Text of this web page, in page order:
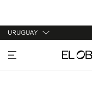
URUGUAY
URUGUAY
ARGENTINA